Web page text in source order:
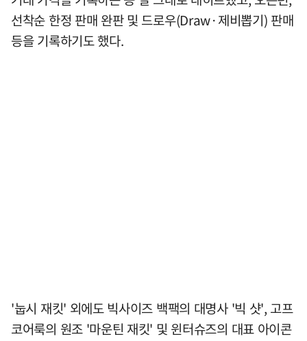
선착순 한정 판매 완판 및 드로우(Draw·제비뽑기) 판매
등을 기록하기도 했다.
'눕시 재킷' 외에도 빅사이즈 백팩의 대명사 '빅 샷', 고프
코어룩의 원조 '마운틴 재킷' 및 윈터슈즈의 대표 아이콘